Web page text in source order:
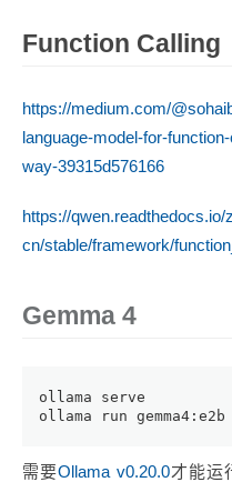
Function Calling
https://medium.com/
language-model-for-
way-39315d576166
https://qwen.readthedocs.io/
cn/stable/framework/
Gemma 4
ollama serve
ollama run gemma4:e2b
需要Ollama v0.20.0才能运